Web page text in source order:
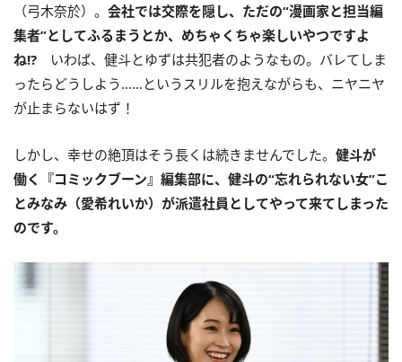
（弓木奈於）。 会社では交際を隠し、ただの“漫画家と担当編
集者”としてふるまうとか、めちゃくちゃ楽しいやつですよ
ね!? いわば、健斗とゆずは共犯者のようなもの。バレてしま
ったらどうしよう……というスリルを抱えながらも、ニヤニヤ
が止まらないはず！
しかし、幸せの絶頂はそう長くは続きませんでした。 健斗が
働く『コミックブーン』編集部に、健斗の“忘れられない女”こ
とみなみ（愛希れいか）が派遣社員としてやって来てしまった
のです。